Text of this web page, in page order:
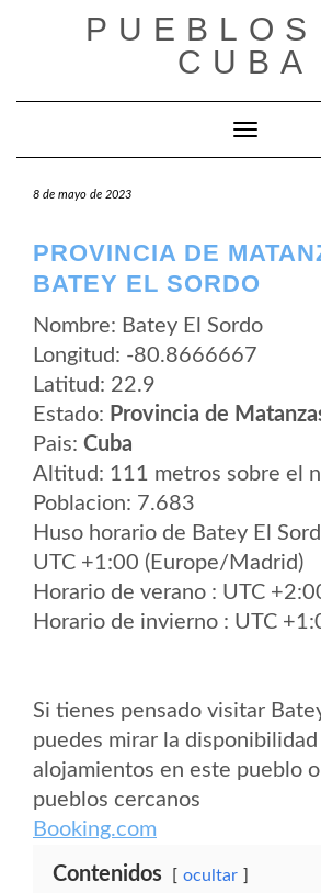
CUBA
Cambiar
8 de mayo de 2023
PROVINCIA DE
BATEY EL SORDO
Nombre: Batey El Sordo
Longitud: -80.8666667
Latitud: 22.9
Estado: Provincia de
Pais: Cuba
Altitud: 111 metros sobre el
Poblacion: 7.683
Huso horario de Batey El
UTC +1:00 (Europe/Madrid)
Horario de verano : UTC
Horario de invierno : UTC
Si tienes pensado visitar
puedes mirar la disponibilidad
alojamientos en este pueblo
pueblos cercanos
Booking.com
Contenidos ocultar